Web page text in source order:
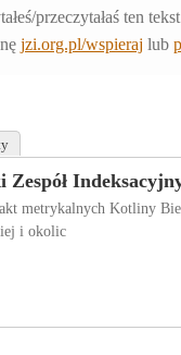
przeczytałaś ten
jzi.org.pl/wspieraj lub
Zespół
metrykalnych Kotliny
i okolic